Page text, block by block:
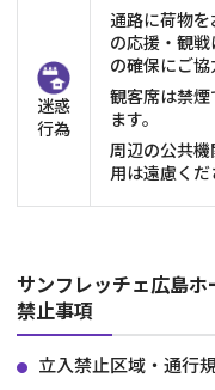
迷惑
行為
通路に荷物
の応援・観
の確保にご協
観客席は禁
ます。
周辺の公共
用は遠慮くだ
サンフレッチェ広島
禁止事項
立入禁止区域・通行